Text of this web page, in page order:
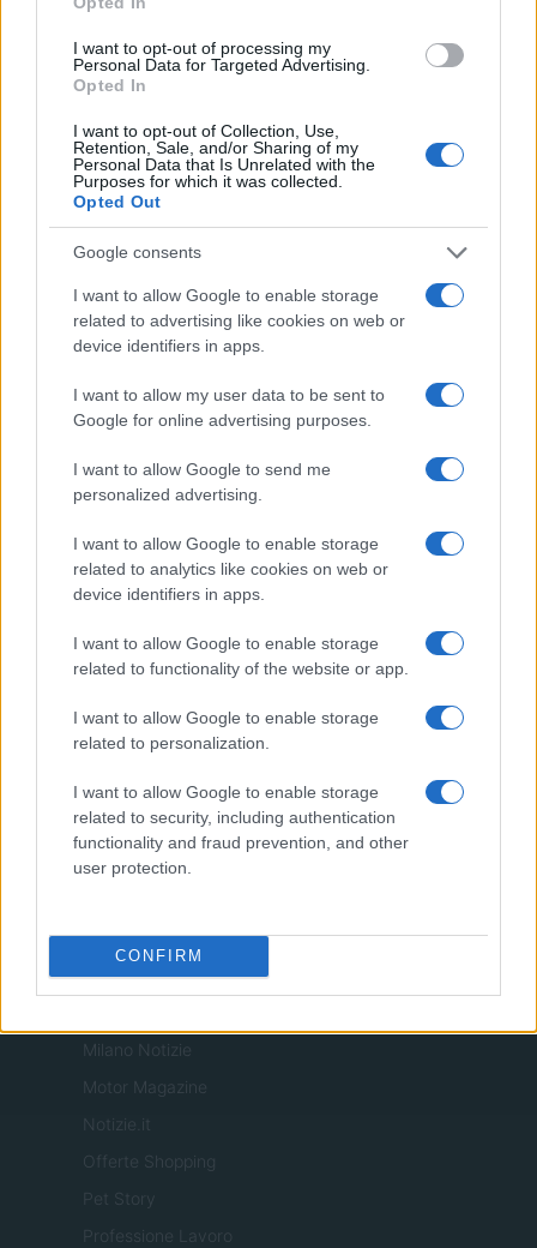
I want to opt-out of processing my
Personal Data for Targeted Advertising.
Opted In
I want to opt-out of Collection, Use,
Retention, Sale, and/or Sharing of my
Personal Data that Is Unrelated with the
Purposes for which it was collected.
Opted Out
Google consents
I want to allow Google to enable storage
related to advertising like cookies on web or
device identifiers in apps.
I want to allow my user data to be sent to
Google for online advertising purposes.
I want to allow Google to send me
personalized advertising.
I want to allow Google to enable storage
related to analytics like cookies on web or
device identifiers in apps.
I want to allow Google to enable storage
related to functionality of the website or app.
I want to allow Google to enable storage
related to personalization.
I want to allow Google to enable storage
related to security, including authentication
functionality and fraud prevention, and other
user protection.
CONFIRM
investimenti, mutui, prestiti e credito.
Money News
Investimenti
Prestiti
MAGAZINE
LEGALE
Cookie Policy
Privacy Policy
Copyright © 2026 · Edito da AdHub Media — Italia
Tutti i diritti riservati
realizzati in collaborazione con autori indipendenti.
ITALIA
Cineverse Magazine
Donne Magazine
Milano Notizie
Motor Magazine
Notizie.it
Offerte Shopping
Pet Story
Professione Lavoro